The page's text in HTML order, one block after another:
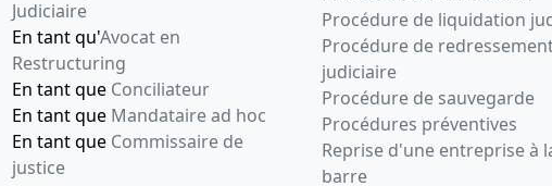
Judiciaire
En tant qu'Avocat en
Restructuring
En tant que Conciliateur
En tant que Mandataire ad hoc
En tant que Commissaire de
justice
Procédure de liquidation
Procédure de
judiciaire
Procédure de sauvegarde
Procédures préventives
Reprise d'une entreprise à
barre